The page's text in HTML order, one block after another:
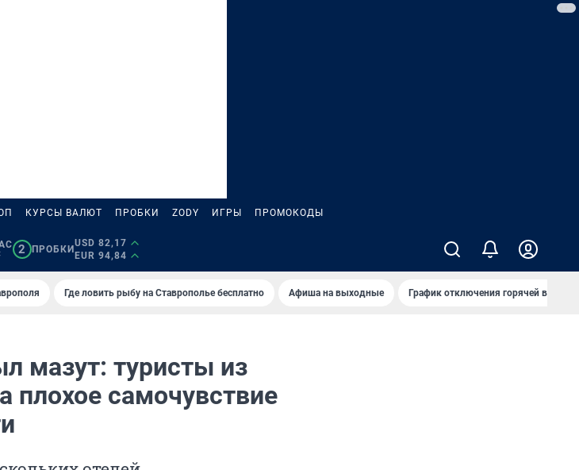
КУРСЫ ВАЛЮТ ПРОБКИ ZODY ИГРЫ ПРОМОКОДЫ
2 ПРОБКИ
USD 82,17
EUR 94,84
Где ловить рыбу на Ставрополье бесплатно Афиша на выходные График отключения горячей воды в
мазут: туристы из
плохое самочувствие